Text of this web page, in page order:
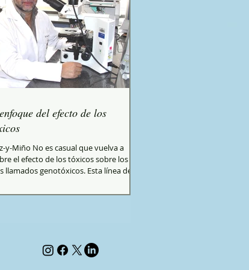
del efecto de los
y-Miño No es casual que vuelva a
el efecto de los tóxicos sobre los
llamados genotóxicos. Esta línea de...